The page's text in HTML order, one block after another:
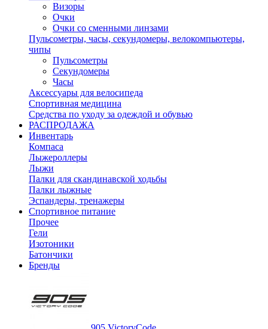
Визоры
Очки
Очки со сменными линзами
Пульсометры, часы, секундомеры, велокомпьютеры,
чипы
Пульсометры
Секундомеры
Часы
Аксессуары для велосипеда
Спортивная медицина
Средства по уходу за одеждой и обувью
РАСПРОДАЖА
Инвентарь
Компаса
Лыжероллеры
Лыжи
Палки для скандинавской ходьбы
Палки лыжные
Эспандеры, тренажеры
Спортивное питание
Прочее
Гели
Изотоники
Батончики
Бренды